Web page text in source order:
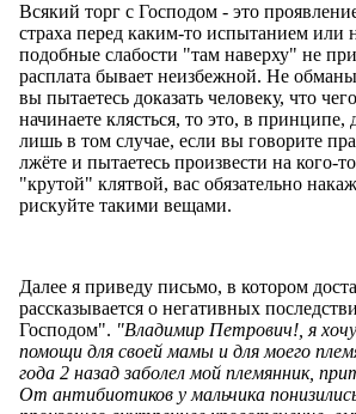
Всякий торг с Господом - это
страха перед каким-то испытанием или
подобные слабости "там наверху" не
расплата бывает неизбежной. Не
вы пытаетесь доказать человеку, что
начинаете клясться, то это, в принципе,
лишь в том случае, если вы говорите
лжёте и пытаетесь произвести на кого-
"крутой" клятвой, вас обязательно
рискуйте такими вещами.
Далее я приведу письмо, в котором
рассказывается о негативных
Господом". "Владимир Петрович!, я
помощи для своей мамы и для моего
года 2 назад заболел мой племянник,
От антибиотиков у мальчика